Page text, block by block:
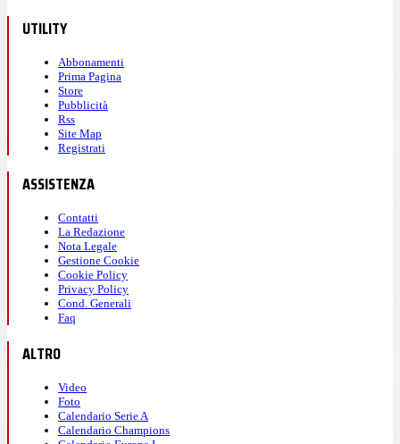
UTILITY
Abbonamenti
Prima Pagina
Store
Pubblicità
Rss
Site Map
Registrati
ASSISTENZA
Contatti
La Redazione
Nota Legale
Gestione Cookie
Cookie Policy
Privacy Policy
Cond. Generali
Faq
ALTRO
Video
Foto
Calendario Serie A
Calendario Champions